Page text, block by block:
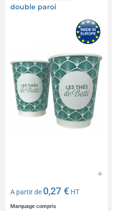
double paroi
A partir de 0,27 € HT
Marquage compris